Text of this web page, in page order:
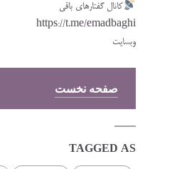
کانال گفتارهای باقی
https://t.me/emadbaghi
وبسایت
صفحه نخست
TAGGED AS